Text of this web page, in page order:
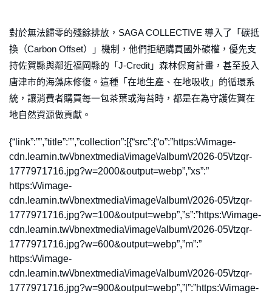
對於無法歸零的殘餘排放，SAGA COLLECTIVE 導入了「碳抵
換（Carbon Offset）」機制，他們拒絕購買國外碳權，優先支
持佐賀縣與鄰近福岡縣的「J-Credit」森林保育計畫，甚至投入
唐津市的海藻床修復。這種「在地生產、在地吸收」的循環系
統，讓消費者購買每一包茶葉或海苔時，都是在為守護佐賀在
地自然資源做貢獻。
{“link”:””,”title”:””,”collection”:[{“src”:{“o”:”https:\/\/image-
cdn.learnin.tw\/bnextmedia\/image\/album\/2026-05\/tzqr-
1777971716.jpg?w=2000&output=webp”,”xs”:”
https:\/\/image-
cdn.learnin.tw\/bnextmedia\/image\/album\/2026-05\/tzqr-
1777971716.jpg?w=100&output=webp”,”s”:”https:\/\/image-
cdn.learnin.tw\/bnextmedia\/image\/album\/2026-05\/tzqr-
1777971716.jpg?w=600&output=webp”,”m”:”
https:\/\/image-
cdn.learnin.tw\/bnextmedia\/image\/album\/2026-05\/tzqr-
1777971716.jpg?w=900&output=webp”,”l”:”https:\/\/image-